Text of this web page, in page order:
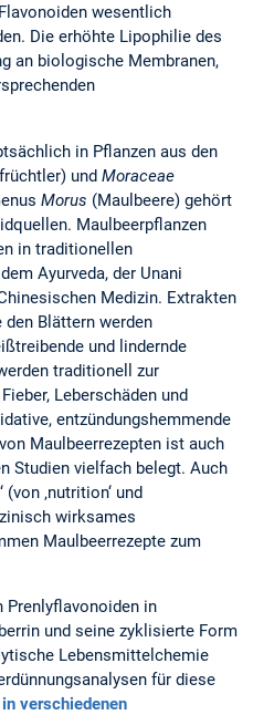
wesentlich
Die erhöhte Lipophilie des
an biologische Membranen,
in Pflanzen aus den
und Moraceae
Morus (Maulbeere) gehört
Maulbeerpflanzen
in traditionellen
Ayurveda, der Unani
Medizin. Extrakten
Blättern werden
und lindernde
traditionell zur
Leberschäden und
entzündungshemmende
Maulbeerrezepten ist auch
Studien vielfach belegt. Auch
‚nutrition‘ und
wirksames
Maulbeerrezepte zum
Prenlyflavonoiden in
und seine zyklisierte Form
Lebensmittelchemie
für diese
verschiedenen